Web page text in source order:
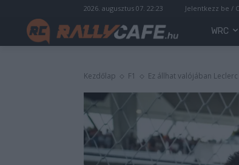
2026. augusztus 07. 22:23 Jelentkezz be /
WRC
Kezdőlap F1 Ez állhat valójában